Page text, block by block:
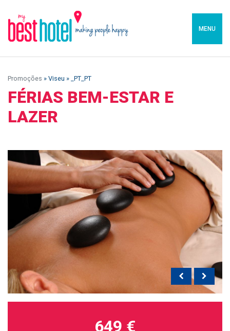
MENU
Promoções » Viseu » _PT_PT
FÉRIAS BEM-ESTAR E
LAZER
649 €